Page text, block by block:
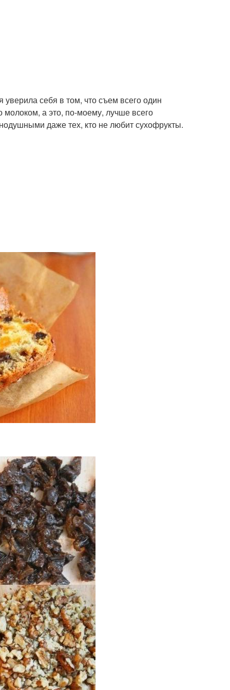
себя в том, что съем всего один
молоком, а это, по-моему, лучше всего
даже тех, кто не любит сухофрукты.